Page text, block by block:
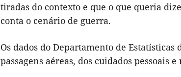
tiradas do contexto e que o que queria
conta o cenário de guerra.
Os dados do Departamento de
passagens aéreas, dos cuidados pessoais